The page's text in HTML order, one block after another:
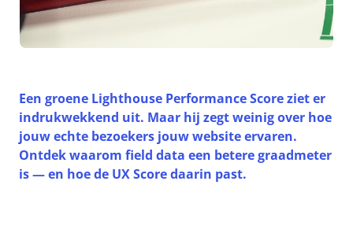
Een groene Lighthouse Performance Score ziet er
indrukwekkend uit. Maar hij zegt weinig over hoe
jouw echte bezoekers jouw website ervaren.
Ontdek waarom field data een betere graadmeter
is — en hoe de UX Score daarin past.